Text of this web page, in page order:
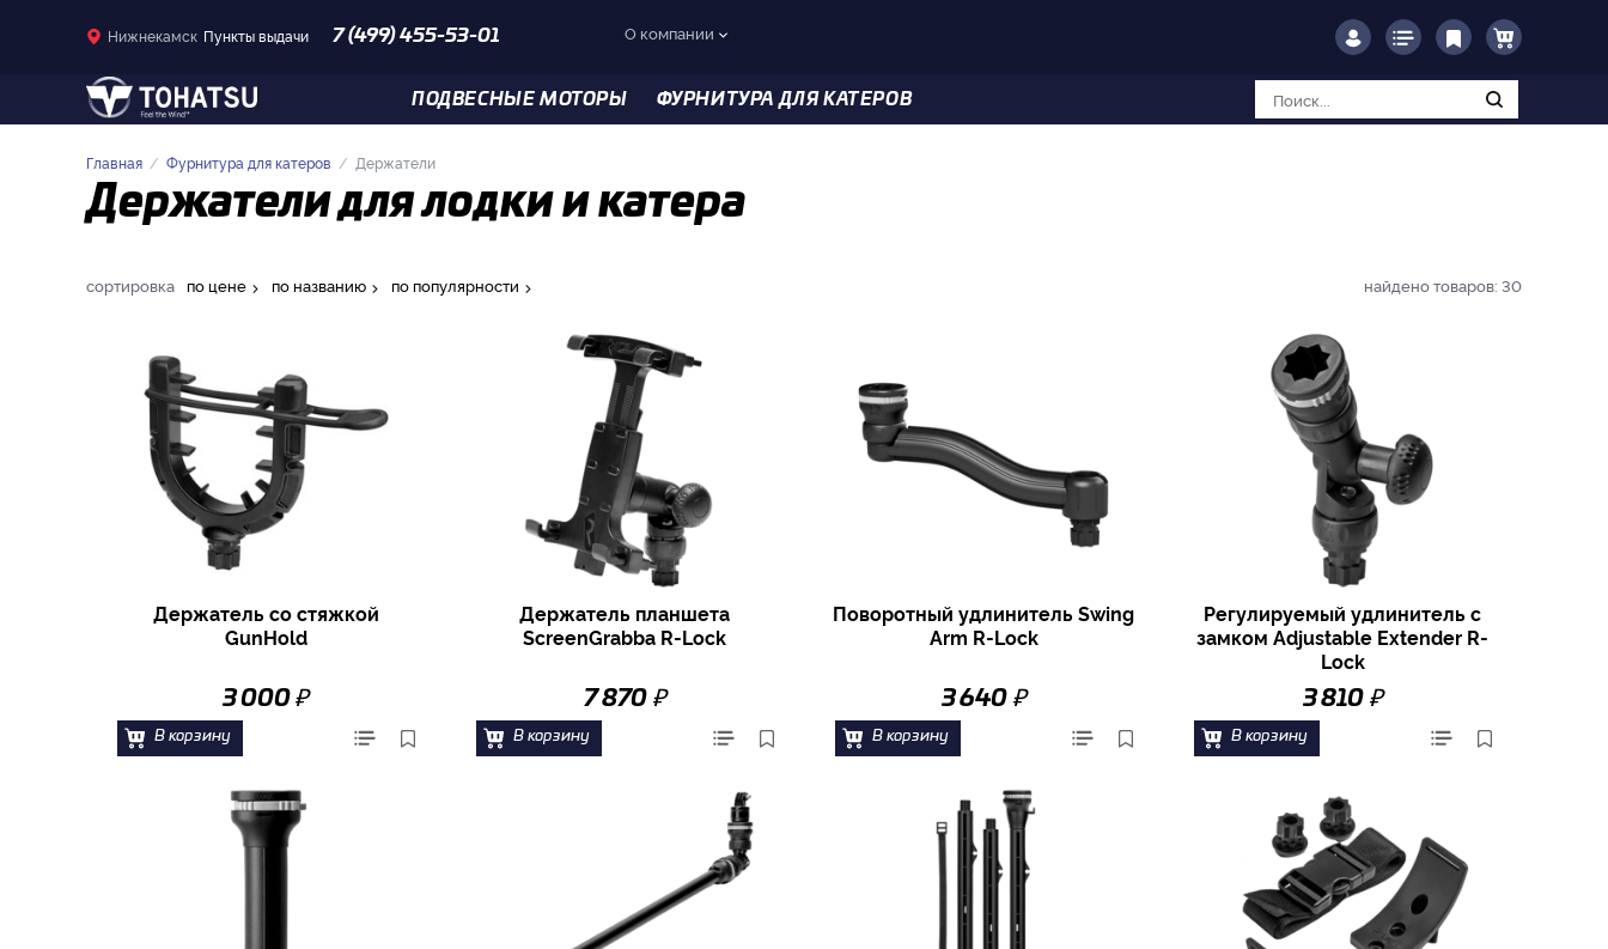
Нижнекамск Пункты выдачи 7 (499) 455-53-01 О компании
ПОДВЕСНЫЕ МОТОРЫ ФУРНИТУРА ДЛЯ КАТЕРОВ
Главная Фурнитура для катеров Держатели
Держатели для лодки и катера
сортировка по цене по названию по популярности найдено товаров: 30
Держатель со стяжкой
GunHold
3 000 ₽
В корзину
Держатель планшета
ScreenGrabba R-Lock
7 870 ₽
В корзину
Поворотный удлинитель Swing
Arm R-Lock
3 640 ₽
В корзину
Регулируемый удлинитель с
замком Adjustable Extender R-
Lock
3 810 ₽
В корзину